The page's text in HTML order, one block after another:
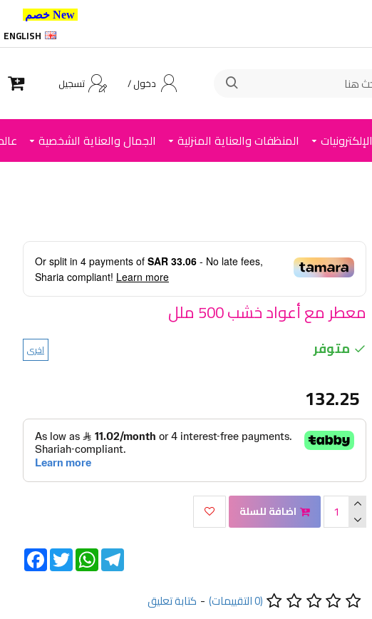
ENGLISH
دخول / تسجيل
الإلكترونيات المنظفات والعناية المنزلية الجمال والعناية الشخصية
Or split in 4 payments of SAR 33.06 - No late fees,
Sharia compliant! Learn more
معطر مع أعواد خشب 500 ملل
متوفر اخرى
(0 التقييمات) - كتابة تعليق
132.25
اضافة للسلة
FacebookTwitter
WhatsAppTelegram